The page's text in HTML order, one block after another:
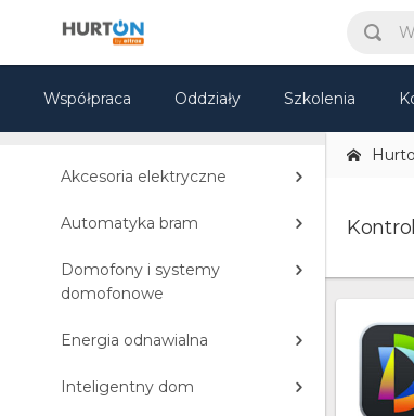
Współpraca Oddziały Szkolenia
Sprzęt IT
Elektronika
Akcesoria elektryczne
Automatyka bram
Domofony i systemy
domofonowe
Energia odnawialna
Inteligentny dom